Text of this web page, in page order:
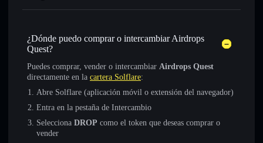
¿Dónde puedo comprar o intercambiar Airdrops
Quest?
Puedes comprar, vender o intercambiar Airdrops Quest
directamente en la cartera Solflare:
Abre Solflare (aplicación móvil o extensión del navegador)
Entra en la pestaña de Intercambio
Selecciona DROP como el token que deseas comprar o
vender